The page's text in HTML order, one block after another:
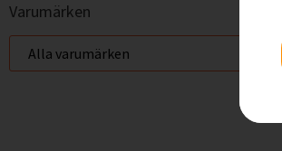
Varumärken